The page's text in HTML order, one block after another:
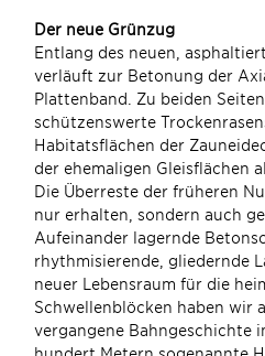
Der neue Grünzug
Entlang des neuen,
verläuft zur Betonung der
Plattenband. Zu beiden
schützenswerte
Habitatsflächen der
der ehemaligen Gleisflächen
Die Überreste der früheren
nur erhalten, sondern auch
Aufeinander lagernde
rhythmisierende, gliedernde
neuer Lebensraum für die
Schwellenblöcken haben wir
vergangene Bahngeschichte